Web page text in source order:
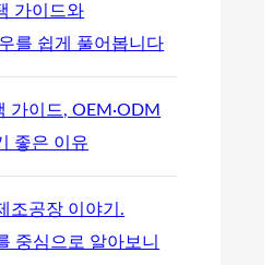
가이드와
를 쉽게 풀어봅니다
가이드, OEM·ODM
좋은 이유
조공장 이야기.
중심으로 알아보니